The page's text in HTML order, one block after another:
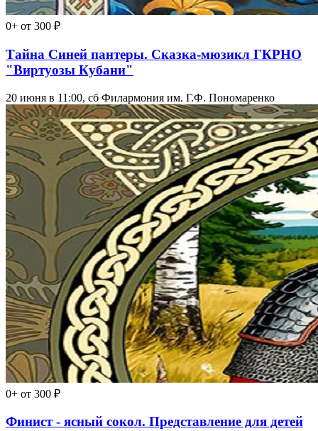
0+ от 300 ₽
Тайна Синей пантеры. Сказка-мюзикл ГКРНО
"Виртуозы Кубани"
20 июня в 11:00, сб Филармония им. Г.Ф. Пономаренко
0+ от 300 ₽
Финист - ясный сокол. Представление для детей